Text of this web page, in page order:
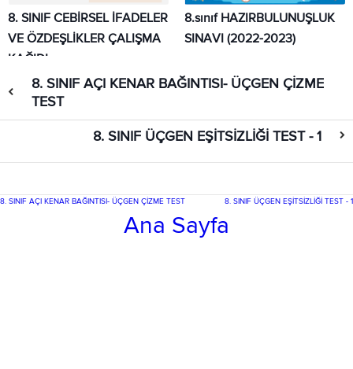
8. SINIF CEBİRSEL İFADELER
VE ÖZDEŞLİKLER ÇALIŞMA
KAĞIDI
8.sınıf HAZIRBULUNUŞLUK
SINAVI (2022-2023)
8. SINIF AÇI KENAR BAĞINTISI- ÜÇGEN ÇİZME
TEST
8. SINIF ÜÇGEN EŞİTSİZLİĞİ TEST - 1
8. SINIF AÇI KENAR BAĞINTISI- ÜÇGEN ÇİZME TEST 8. SINIF ÜÇGEN EŞİTSİZLİĞİ TEST - 1
Ana Sayfa